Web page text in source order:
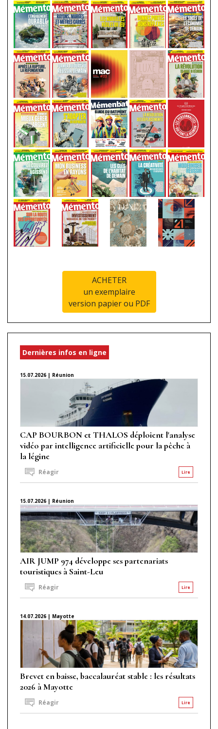
ACHETER
un exemplaire
version papier ou PDF
Dernières infos en ligne
15.07.2026 | Réunion
CAP BOURBON et THALOS déploient l'analyse
vidéo par intelligence artificielle pour la pêche à
la légine
Lire
Réagir
15.07.2026 | Réunion
AIR JUMP 974 développe ses partenariats
touristiques à Saint-Leu
Lire
Réagir
14.07.2026 | Mayotte
Brevet en baisse, baccalauréat stable : les résultats
2026 à Mayotte
Lire
Réagir